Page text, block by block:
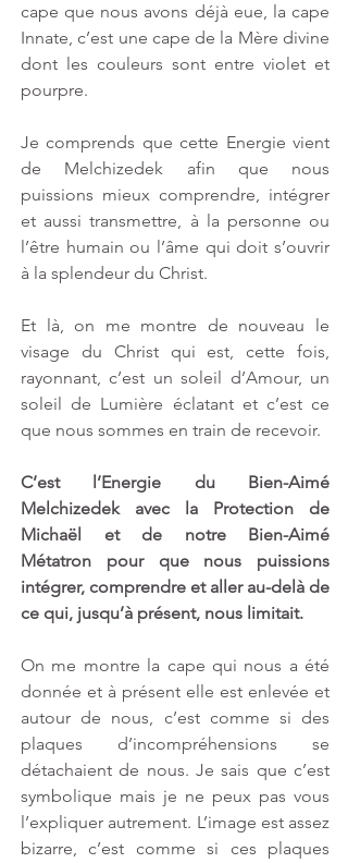
cape que nous avons déjà eue, la cape
Innate, c’est une cape de la Mère divine
dont les couleurs sont entre violet et
pourpre.
Je comprends que cette Energie vient
de Melchizedek afin que nous
puissions mieux comprendre, intégrer
et aussi transmettre, à la personne ou
l’être humain ou l’âme qui doit s’ouvrir
à la splendeur du Christ.
Et là, on me montre de nouveau le
visage du Christ qui est, cette fois,
rayonnant, c’est un soleil d’Amour, un
soleil de Lumière éclatant et c’est ce
que nous sommes en train de recevoir.
C’est l’Energie du Bien-Aimé
Melchizedek avec la Protection de
Michaël et de notre Bien-Aimé
Métatron pour que nous puissions
intégrer, comprendre et aller au-delà de
ce qui, jusqu’à présent, nous limitait.
On me montre la cape qui nous a été
donnée et à présent elle est enlevée et
autour de nous, c’est comme si des
plaques d’incompréhensions se
détachaient de nous. Je sais que c’est
symbolique mais je ne peux pas vous
l’expliquer autrement. L’image est assez
bizarre, c’est comme si ces plaques